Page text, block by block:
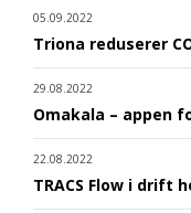
05.09.2022
Triona reduserer
29.08.2022
Omakala – appen
22.08.2022
TRACS Flow i drift